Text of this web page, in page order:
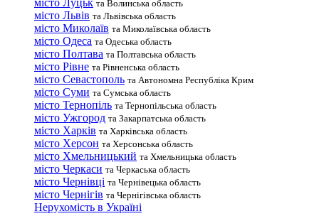
місто Луцьк та Волинська область
місто Львів та Львівська область
місто Миколаїв та Миколаївська область
місто Одеса та Одеська область
місто Полтава та Полтавська область
місто Рівне та Рівненська область
місто Севастополь та Автономна Республіка Крим
місто Суми та Сумська область
місто Тернопіль та Тернопільська область
місто Ужгород та Закарпатська область
місто Харків та Харківська область
місто Херсон та Херсонська область
місто Хмельницький та Хмельницька область
місто Черкаси та Черкаська область
місто Чернівці та Чернівецька область
місто Чернігів та Чернігівська область
Нерухомість в Україні